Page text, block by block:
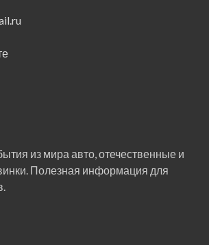
из мира авто, отечественные и
Полезная информация для